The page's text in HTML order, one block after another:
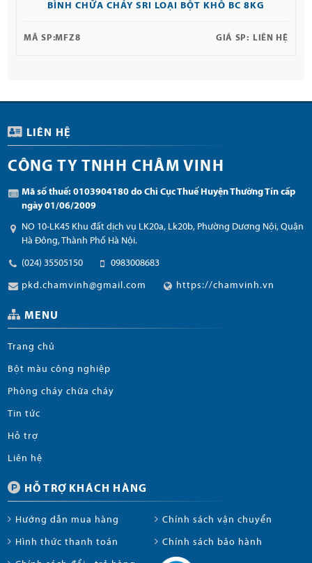
BÌNH CHỮA CHÁY SRI LOẠI BỘT KHÔ BC 8KG
MÃ SP:MFZ8 GIÁ SP: LIÊN HỆ
LIÊN HỆ
CÔNG TY TNHH CHÂM VINH
Mã số thuế: 0103904180 do Chi Cục Thuế Huyện Thường Tín cấp
ngày 01/06/2009
NO 10-LK45 Khu đất dịch vụ LK20a, Lk20b, Phường Dương Nội, Quận
Hà Đông, Thành Phố Hà Nội.
(024) 35505150 0983008683
pkd.chamvinh@gmail.com https://chamvinh.vn
MENU
Trang chủ
Bột màu công nghiệp
Phòng cháy chữa cháy
Tin tức
Hỗ trợ
Liên hệ
HỖ TRỢ KHÁCH HÀNG
Hướng dẫn mua hàng Chính sách vận chuyển
Hình thức thanh toán Chính sách bảo hành